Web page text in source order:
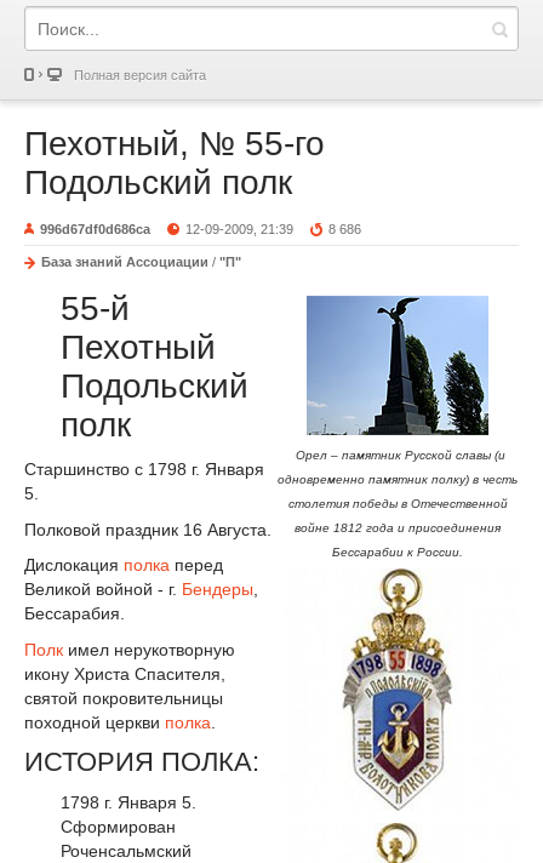
Полная версия сайта
Пехотный, № 55-го
Подольский полк
996d67df0d686ca 12-09-2009, 21:39 8 686
База знаний Ассоциации / "П"
Орел – памятник Русской славы (и
одновременно памятник полку) в честь
столетия победы в Отечественной
войне 1812 года и присоединения
Бессарабии к России.
55-й
Пехотный
Подольский
полк
Старшинство с 1798 г. Января
5.
Полковой праздник 16 Августа.
Дислокация полка перед
Великой войной - г. Бендеры,
Бессарабия.
Полк имел нерукотворную
икону Христа Спасителя,
святой покровительницы
походной церкви полка
ИСТОРИЯ ПОЛКА:
1798 г. Января 5.
Сформирован
Роченсальмский